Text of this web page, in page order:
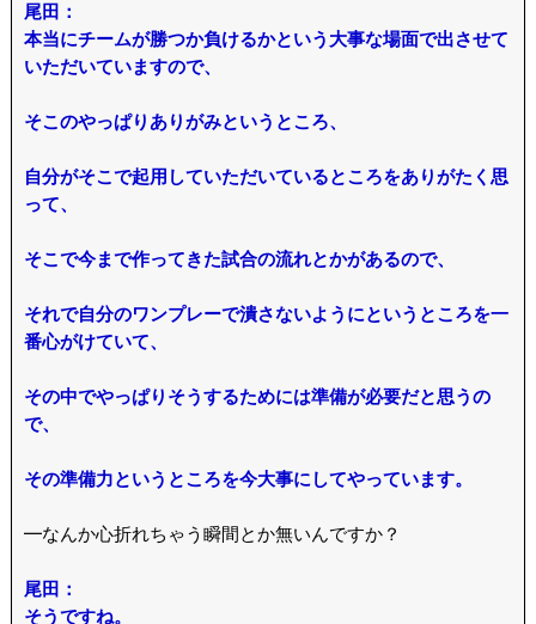
尾田：
本当にチームが勝つか負けるかという大事な場面で出させて
いただいていますので、
そこのやっぱりありがみというところ、
自分がそこで起用していただいているところをありがたく思
って、
そこで今まで作ってきた試合の流れとかがあるので、
それで自分のワンプレーで潰さないようにというところを一
番心がけていて、
その中でやっぱりそうするためには準備が必要だと思うの
で、
その準備力というところを今大事にしてやっています。
━なんか心折れちゃう瞬間とか無いんですか？
尾田：
そうですね。